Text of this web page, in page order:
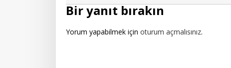
Bir yanıt bırakın
Yorum yapabilmek için oturum açmalısınız.